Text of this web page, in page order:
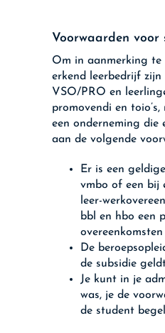
Voorwaarden voor
Om in aanmerking te
erkend leerbedrijf zijn
VSO/PRO en
promovendi en
een onderneming die
aan de volgende
Er is een
vmbo of een bij
leer-
bbl en hbo een
De
de subsidie
Je kunt in je
was, je de
de student